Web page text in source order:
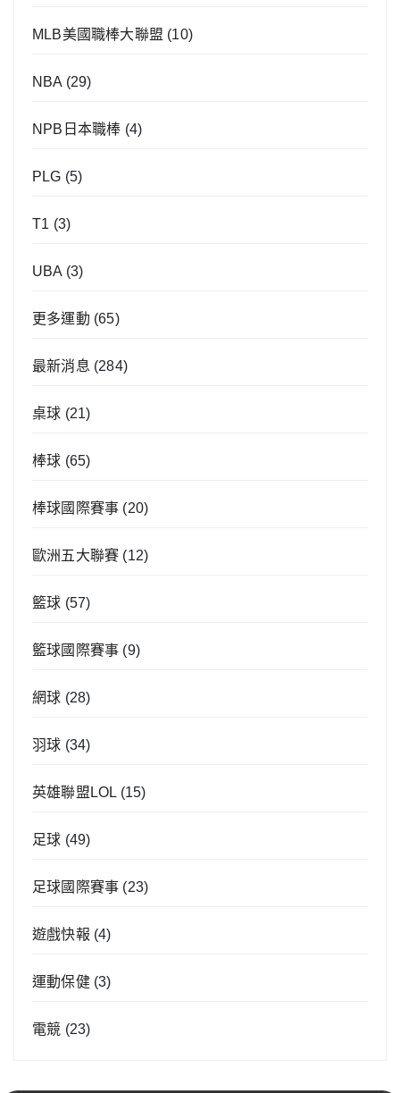
MLB美國職棒大聯盟 (10)
NBA (29)
NPB日本職棒 (4)
PLG (5)
T1 (3)
UBA (3)
更多運動 (65)
最新消息 (284)
桌球 (21)
棒球 (65)
棒球國際賽事 (20)
歐洲五大聯賽 (12)
籃球 (57)
籃球國際賽事 (9)
網球 (28)
羽球 (34)
英雄聯盟LOL (15)
足球 (49)
足球國際賽事 (23)
遊戲快報 (4)
運動保健(3)
電競 (23)